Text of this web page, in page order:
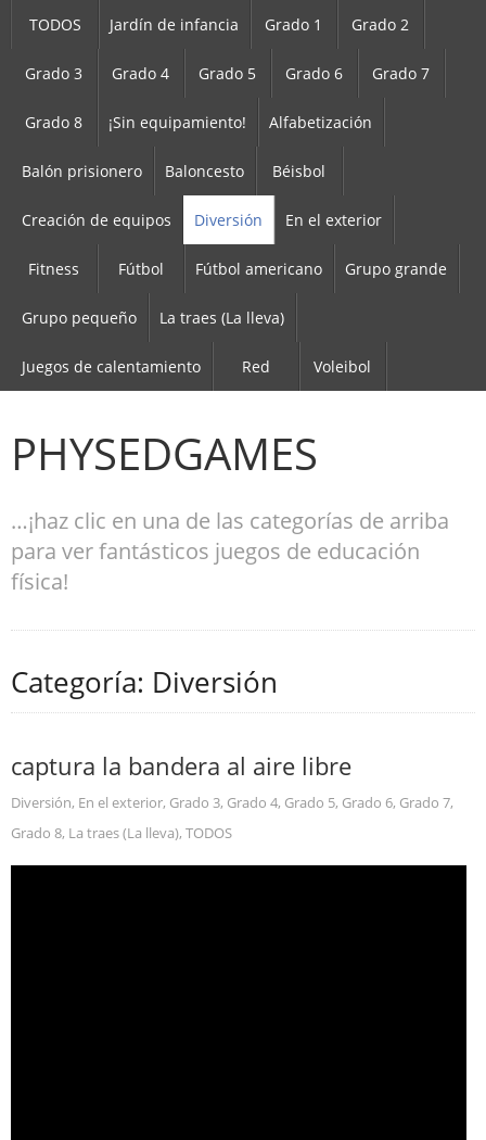
TODOS Jardín de infancia Grado 1 Grado 2
Grado 3 Grado 4 Grado 5 Grado 6 Grado 7
Grado 8 ¡Sin equipamiento! Alfabetización
Balón prisionero Baloncesto Béisbol
Creación de equipos Diversión En el exterior
Fitness Fútbol Fútbol americano Grupo grande
Grupo pequeño La traes (La lleva)
Juegos de calentamiento Red Voleibol
PHYSEDGAMES
…¡haz clic en una de las categorías de arriba
para ver fantásticos juegos de educación
física!
Categoría: Diversión
captura la bandera al aire libre
Diversión, En el exterior, Grado 3, Grado 4, Grado 5, Grado 6, Grado 7,
Grado 8, La traes (La lleva), TODOS